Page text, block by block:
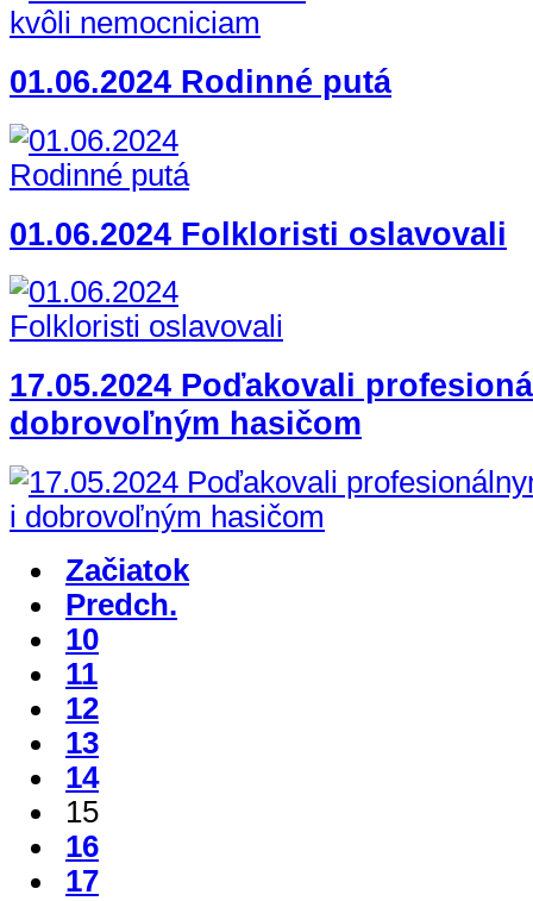
01.06.2024 Rodinné putá
01.06.2024 Folkloristi oslavovali
17.05.2024 Poďakovali
dobrovoľným hasičom
Začiatok
Predch.
10
11
12
13
14
15
16
17